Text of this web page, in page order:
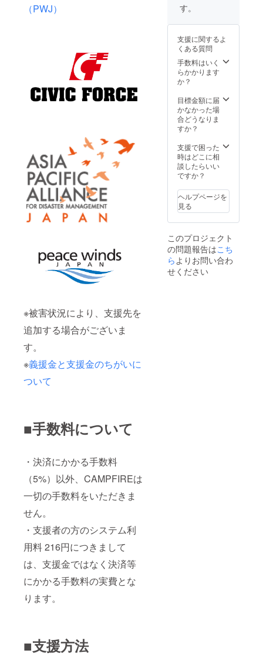
（PWJ）
※被害状況により、支援先を
追加する場合がございま
す。
※義援金と支援金のちがいに
ついて
■手数料について
・決済にかかる手数料
（5%）以外、CAMPFIREは
一切の手数料をいただきま
せん。
・支援者の方のシステム利
用料 216円につきまして
は、支援金ではなく決済等
にかかる手数料の実費とな
ります。
■支援方法
す。
支援に関するよ
くある質問
手数料はいく
らかかります
か？
目標金額に届
かなかった場
合どうなりま
すか？
支援で困った
時はどこに相
談したらいい
ですか？
ヘルプページを
見る
このプロジェクト
の問題報告はこち
ら よりお問い合わ
せください